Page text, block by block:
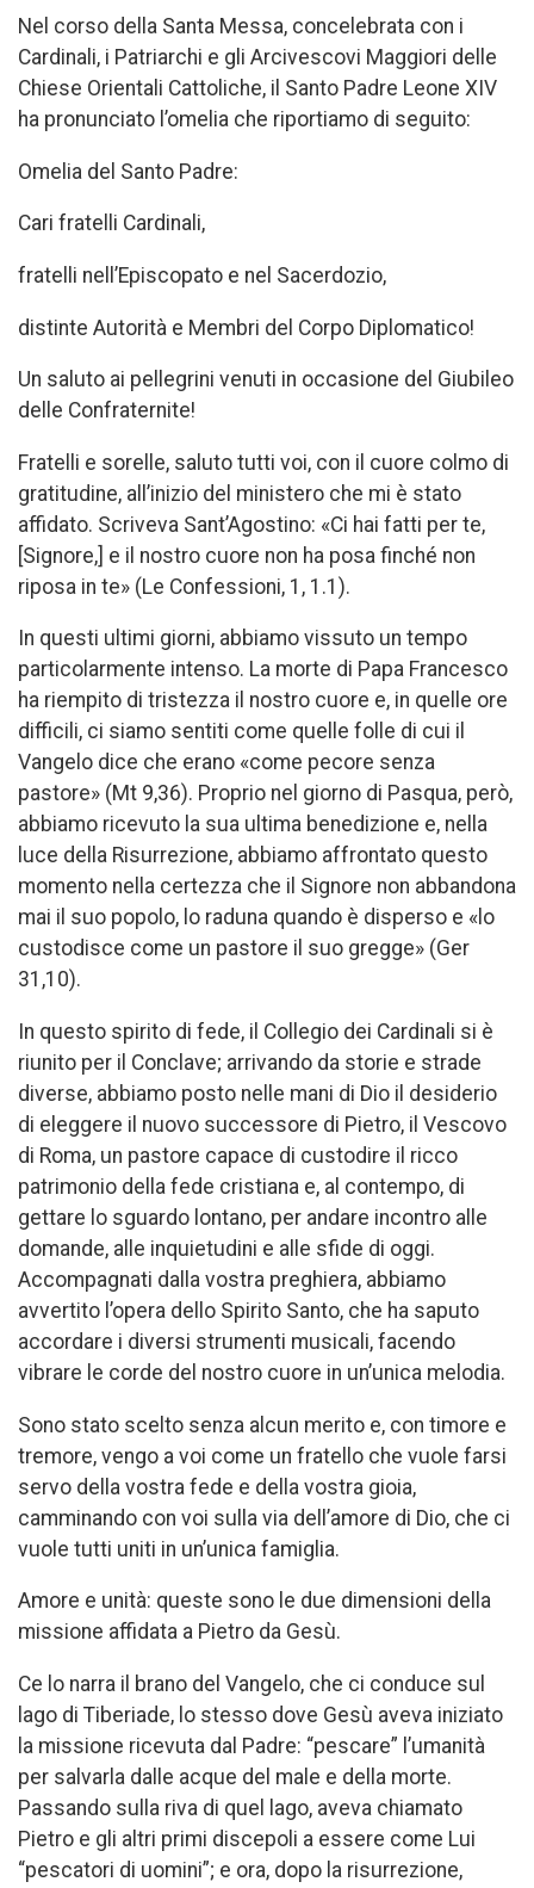
Nel corso della Santa Messa, concelebrata con i
Cardinali, i Patriarchi e gli Arcivescovi Maggiori delle
Chiese Orientali Cattoliche, il Santo Padre Leone XIV
ha pronunciato l’omelia che riportiamo di seguito:
Omelia del Santo Padre:
Cari fratelli Cardinali,
fratelli nell’Episcopato e nel Sacerdozio,
distinte Autorità e Membri del Corpo Diplomatico!
Un saluto ai pellegrini venuti in occasione del Giubileo
delle Confraternite!
Fratelli e sorelle, saluto tutti voi, con il cuore colmo di
gratitudine, all’inizio del ministero che mi è stato
affidato. Scriveva Sant’Agostino: «Ci hai fatti per te,
[Signore,] e il nostro cuore non ha posa finché non
riposa in te» (Le Confessioni, 1, 1.1).
In questi ultimi giorni, abbiamo vissuto un tempo
particolarmente intenso. La morte di Papa Francesco
ha riempito di tristezza il nostro cuore e, in quelle ore
difficili, ci siamo sentiti come quelle folle di cui il
Vangelo dice che erano «come pecore senza
pastore» (Mt 9,36). Proprio nel giorno di Pasqua, però,
abbiamo ricevuto la sua ultima benedizione e, nella
luce della Risurrezione, abbiamo affrontato questo
momento nella certezza che il Signore non abbandona
mai il suo popolo, lo raduna quando è disperso e «lo
custodisce come un pastore il suo gregge» (Ger
31,10).
In questo spirito di fede, il Collegio dei Cardinali si è
riunito per il Conclave; arrivando da storie e strade
diverse, abbiamo posto nelle mani di Dio il desiderio
di eleggere il nuovo successore di Pietro, il Vescovo
di Roma, un pastore capace di custodire il ricco
patrimonio della fede cristiana e, al contempo, di
gettare lo sguardo lontano, per andare incontro alle
domande, alle inquietudini e alle sfide di oggi.
Accompagnati dalla vostra preghiera, abbiamo
avvertito l’opera dello Spirito Santo, che ha saputo
accordare i diversi strumenti musicali, facendo
vibrare le corde del nostro cuore in un’unica melodia.
Sono stato scelto senza alcun merito e, con timore e
tremore, vengo a voi come un fratello che vuole farsi
servo della vostra fede e della vostra gioia,
camminando con voi sulla via dell’amore di Dio, che ci
vuole tutti uniti in un’unica famiglia.
Amore e unità: queste sono le due dimensioni della
missione affidata a Pietro da Gesù.
Ce lo narra il brano del Vangelo, che ci conduce sul
lago di Tiberiade, lo stesso dove Gesù aveva iniziato
la missione ricevuta dal Padre: “pescare” l’umanità
per salvarla dalle acque del male e della morte.
Passando sulla riva di quel lago, aveva chiamato
Pietro e gli altri primi discepoli a essere come Lui
“pescatori di uomini”; e ora, dopo la risurrezione,